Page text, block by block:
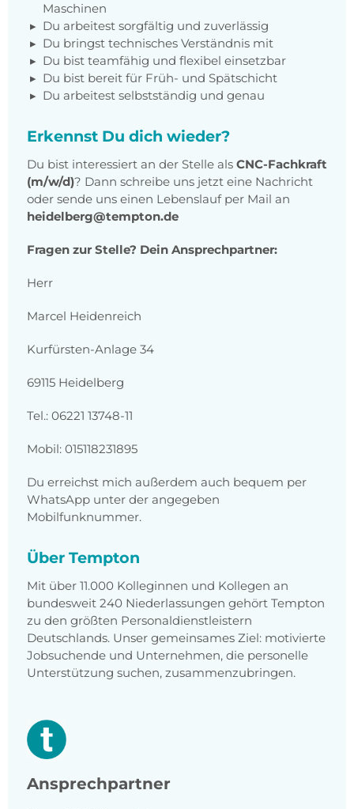
Maschinen
Du arbeitest sorgfältig und zuverlässig
Du bringst technisches Verständnis mit
Du bist teamfähig und flexibel einsetzbar
Du bist bereit für Früh- und Spätschicht
Du arbeitest selbstständig und genau
Erkennst Du dich wieder?
Du bist interessiert an der Stelle als CNC-Fachkraft
(m/w/d)? Dann schreibe uns jetzt eine Nachricht
oder sende uns einen Lebenslauf per Mail an
heidelberg@tempton.de
Fragen zur Stelle? Dein Ansprechpartner:
Herr
Marcel Heidenreich
Kurfürsten-Anlage 34
69115 Heidelberg
Tel.: 06221 13748-11
Mobil: 015118231895
Du erreichst mich außerdem auch bequem per
WhatsApp unter der angegeben
Mobilfunknummer.
Über Tempton
Mit über 11.000 Kolleginnen und Kollegen an
bundesweit 240 Niederlassungen gehört Tempton
zu den größten Personaldienstleistern
Deutschlands. Unser gemeinsames Ziel: motivierte
Jobsuchende und Unternehmen, die personelle
Unterstützung suchen, zusammenzubringen.
Ansprechpartner